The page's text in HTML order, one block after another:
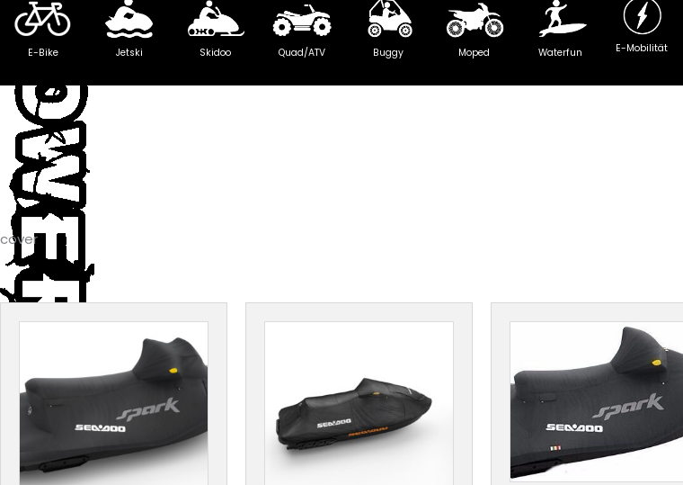
E-Bike Jetski Skidoo Quad/ATV Buggy Moped Waterfun E-Mobilität
cover